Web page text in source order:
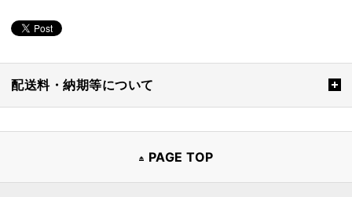
配送料・納期等について
PAGE TOP